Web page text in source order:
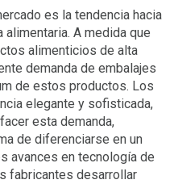
es la tendencia hacia
A medida que
alimenticios de alta
demanda de embalajes
de estos productos. Los
elegante y sofisticada,
esta demanda,
de diferenciarse en un
avances en tecnología de
fabricantes desarrollar